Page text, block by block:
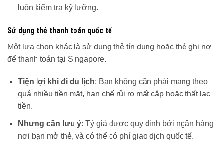
luôn kiểm tra kỹ lưỡng.
Sử dụng thẻ thanh toán quốc tế
Một lựa chọn khác là sử dụng thẻ tín dụng hoặc thẻ ghi nợ
để thanh toán tại Singapore.
Tiện lợi khi đi du lịch: Bạn không cần phải mang theo
quá nhiều tiền mặt, hạn chế rủi ro mất cắp hoặc thất lạc
tiền.
Nhưng cần lưu ý: Tỷ giá được quy định bởi ngân hàng
nơi bạn mở thẻ, và có thể có phí giao dịch quốc tế.